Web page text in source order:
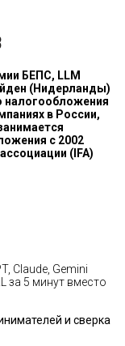
БЕПС, LLM
(Нидерланды)
налогообложения
в России,
с 2002
(IFA)
Claude, Gemini
за 5 минут вместо
и сверка